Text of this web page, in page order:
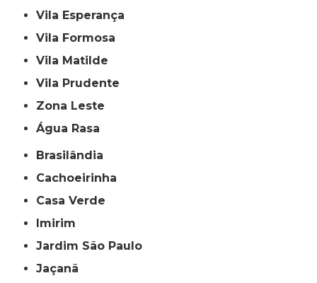
Vila Esperança
Vila Formosa
Vila Matilde
Vila Prudente
Zona Leste
Água Rasa
Brasilândia
Cachoeirinha
Casa Verde
Imirim
Jardim São Paulo
Jaçanã